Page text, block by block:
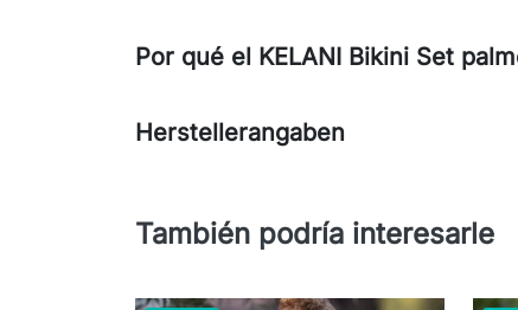
Por qué el KELANI Bikini Set
Herstellerangaben
También podría interesarle